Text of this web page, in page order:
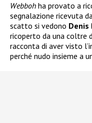
Webboh ha provato a
segnalazione ricevuta
scatto si vedono Denis
ricoperto da una coltre
racconta di aver visto
perché nudo insieme a